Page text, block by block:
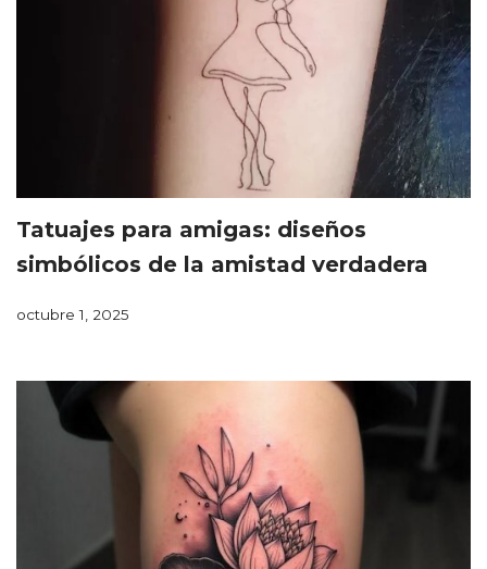
Tatuajes para amigas: diseños
simbólicos de la amistad verdadera
octubre 1, 2025